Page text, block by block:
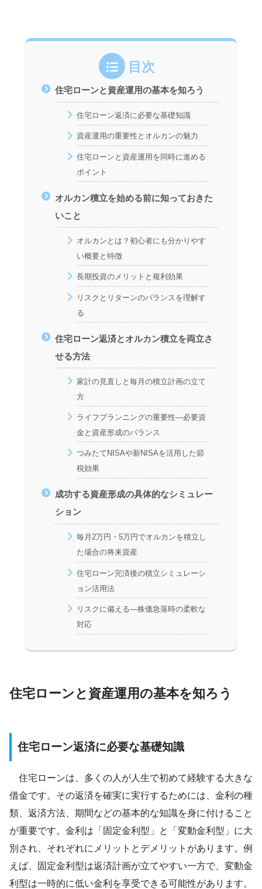
目次
住宅ローンと資産運用の基本を知ろう
住宅ローン返済に必要な基礎知識
資産運用の重要性とオルカンの魅力
住宅ローンと資産運用を同時に進める
ポイント
オルカン積立を始める前に知っておきた
いこと
オルカンとは？初心者にも分かりやす
い概要と特徴
長期投資のメリットと複利効果
リスクとリターンのバランスを理解す
る
住宅ローン返済とオルカン積立を両立さ
せる方法
家計の見直しと毎月の積立計画の立て
方
ライフプランニングの重要性―必要資
金と資産形成のバランス
つみたてNISAや新NISAを活用した節
税効果
成功する資産形成の具体的なシミュレー
ション
毎月2万円・5万円でオルカンを積立し
た場合の将来資産
住宅ローン完済後の積立シミュレーシ
ョン活用法
リスクに備える―株価急落時の柔軟な
対応
住宅ローンと資産運用の基本を知ろう
住宅ローン返済に必要な基礎知識
住宅ローンは、多くの人が人生で初めて経験する大きな
借金です。その返済を確実に実行するためには、金利の種
類、返済方法、期間などの基本的な知識を身に付けること
が重要です。金利は「固定金利型」と「変動金利型」に大
別され、それぞれにメリットとデメリットがあります。例
えば、固定金利型は返済計画が立てやすい一方で、変動金
利型は一時的に低い金利を享受できる可能性があります。